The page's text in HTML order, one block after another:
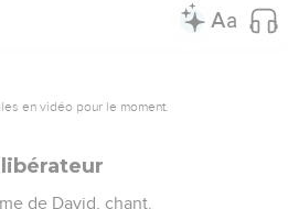
en vidéo pour le moment.
de David, chant.